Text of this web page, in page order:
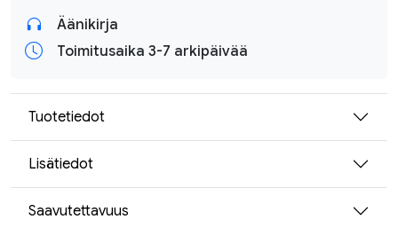
Äänikirja
Toimitusaika 3-7 arkipäivää
Tuotetiedot
Lisätiedot
Saavutettavuus